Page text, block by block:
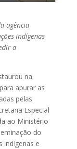
agência
indígenas
a
na
apurar as
pelas
Especial
ao Ministério
do
indígenas e